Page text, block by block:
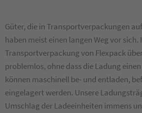
Güter, die in Transportverpackungen
haben meist einen langen Weg vor sich.
Transportverpackung von Flexpack
problemlos, ohne dass die Ladung
können maschinell be- und entladen,
eingelagert werden. Unsere
Umschlag der Ladeeinheiten immens